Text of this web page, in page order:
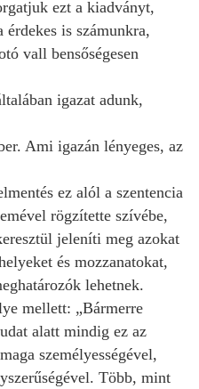
ezt a kiadványt,
is számunkra,
vall bensőségesen
igazat adunk,
Ami igazán lényeges, az
ez alól a szentencia
rögzítette szívébe,
jeleníti meg azokat
és mozzanatokat,
lehetnek.
mellett: „Bármerre
alatt mindig ez az
személyességével,
Több, mint